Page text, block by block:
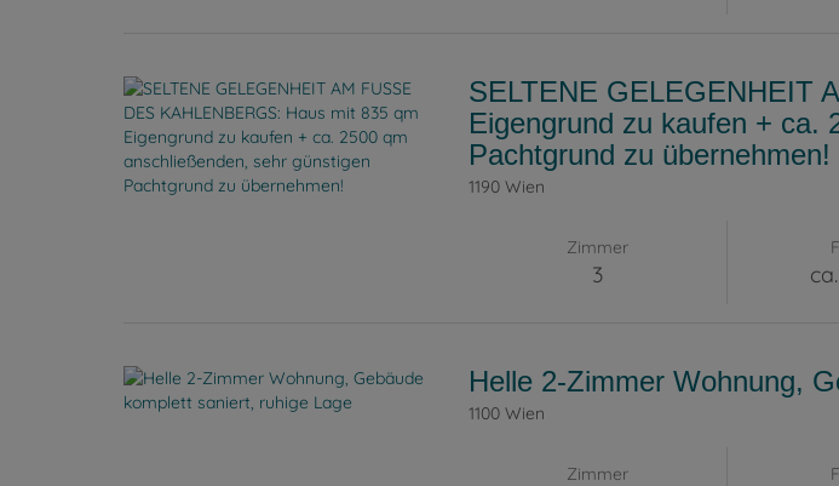
SELTENE GELEGENHEIT
Eigengrund zu kaufen + ca.
Pachtgrund zu übernehmen!
1190 Wien
Zimmer
3
Helle 2-Zimmer Wohnung,
1100 Wien
Zimmer